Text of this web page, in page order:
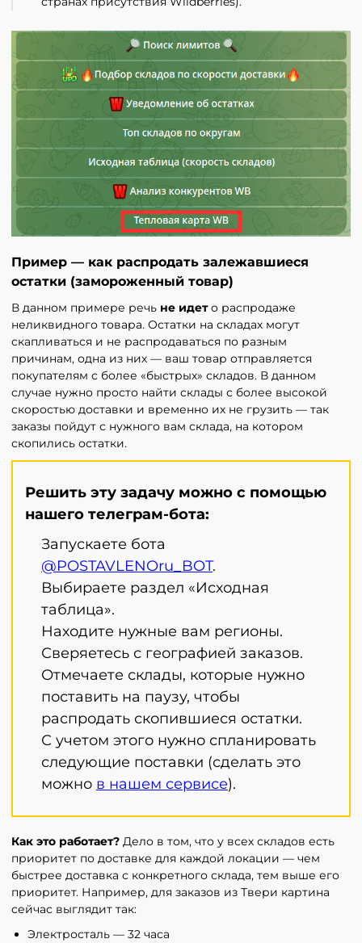
Пример — как распродать залежавшиеся
остатки (замороженный товар)
В данном примере речь не идето распродаже
неликвидного товара. Остатки на складах могут
скапливаться и не распродаваться по разным
причинам, одна из них — ваш товар отправляется
покупателям с более «быстрых» складов. В данном
случае нужно просто найти склады с более высокой
скоростью доставки и временно их не грузить — так
заказы пойдут с нужного вам склада, на котором
скопились остатки.
Решить эту задачу можно с помощью
нашего телеграм-бота:
Запускаете бота
@POSTAVLENOru_BOT.
Выбираете раздел «Исходная
таблица».
Находите нужные вам регионы.
Сверяетесь с географией заказов.
Отмечаете склады, которые нужно
поставить на паузу, чтобы
распродать скопившиеся остатки.
С учетом этого нужно спланировать
следующие поставки (сделать это
можно в нашем сервисе).
Как это работает? Дело в том, что у всех складов есть
приоритет по доставке для каждой локации — чем
быстрее доставка с конкретного склада, тем выше его
приоритет. Например, для заказов из Твери картина
сейчас выглядит так:
Электросталь — 32 часа